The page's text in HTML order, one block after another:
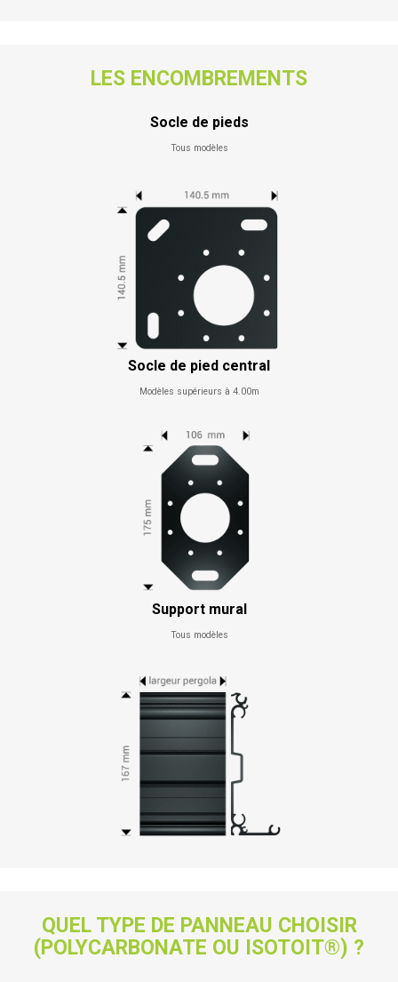
LES ENCOMBREMENTS
Socle de pieds
Tous modèles
Socle de pied central
Modèles supérieurs à 4.00m
Support mural
Tous modèles
QUEL TYPE DE PANNEAU CHOISIR
(POLYCARBONATE OU ISOTOIT®) ?